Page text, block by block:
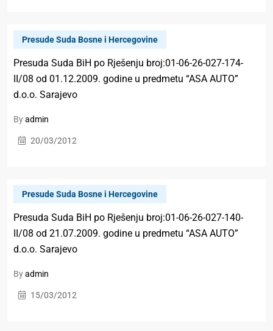
Presude Suda Bosne i Hercegovine
Presuda Suda BiH po Rješenju broj:01-06-26-027-174-
II/08 od 01.12.2009. godine u predmetu “ASA AUTO”
d.o.o. Sarajevo
Byadmin
20/03/2012
Presude Suda Bosne i Hercegovine
Presuda Suda BiH po Rješenju broj:01-06-26-027-140-
II/08 od 21.07.2009. godine u predmetu “ASA AUTO”
d.o.o. Sarajevo
Byadmin
15/03/2012